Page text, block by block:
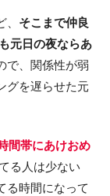
そこまで仲良
元日の夜ならあ
で、関係性が弱
グを遅らせた元
間帯にあけおめ
る人は少ない
る時間になって